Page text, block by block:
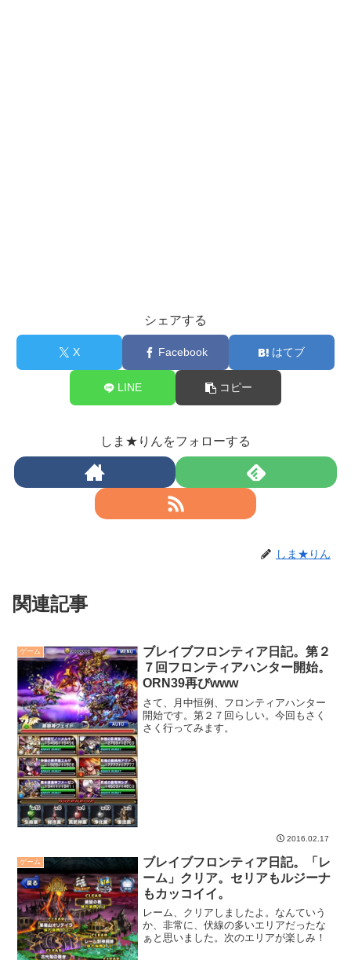
シェアする
X Facebook はてブ
LINE コピー
しま★りんをフォローする
しま★りん
関連記事
ゲーム
ブレイブフロンティア日記。第２
７回フロンティアハンター開始。
ORN39再びwww
さて、月中恒例、フロンティアハンター
開始です。第２７回らしい。今回もさく
さく行ってみます。
2016.02.17
ゲーム
ブレイブフロンティア日記。「レ
ーム」クリア。セリアもルジーナ
もカッコイイ。
レーム、クリアしましたよ。なんていう
か、非常に、伏線の多いエリアだったな
ぁと思いました。次のエリアが楽しみ！